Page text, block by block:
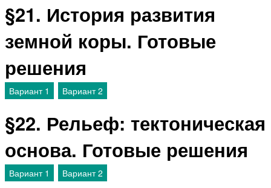
§21. История развития
земной коры. Готовые
решения
Вариант 1 Вариант 2
§22. Рельеф: тектоническая
основа. Готовые решения
Вариант 1 Вариант 2